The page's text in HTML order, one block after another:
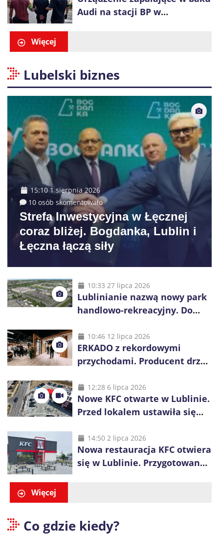
Audi na stacji BP w
Więcej
Lubelski biznes
15:10 1 sierpnia 2026
10 osób skomentowało
Strefa Inwestycyjna w Łęcznej
coraz bliżej. Bogdanka, Lublin i
Łęczna łączą siły
10:33 27 lipca 2026
Lublinianie nazwą nowy park
handlowo-rekreacyjny. Do
10:46 12 lipca 2026
ERKADO z rekordowymi
przychodami. Producent drzwi
inwestycje
12:28 6 lipca 2026
Nowe KFC otwarte w Lublinie.
Przed lokalem ustawiła się
14:50 2 lipca 2026
Nowa restauracja KFC otwiera
się w Lublinie. Przygotowano
Więcej
Co gdzie kiedy?